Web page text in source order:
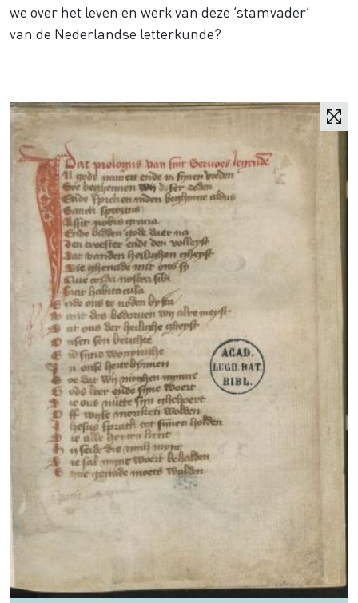
we over het leven en werk van deze ‘stamvader’
van de Nederlandse letterkunde?